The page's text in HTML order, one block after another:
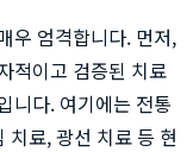
우 엄격합니다. 먼저,
적이고 검증된 치료
니다. 여기에는 전통
치료, 광선 치료 등 현